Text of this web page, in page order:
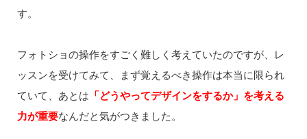
す。
フォトショの操作をすごく難しく考えていたのですが、レ
ッスンを受けてみて、まず覚えるべき操作は本当に限られ
ていて、あとは 「どうやってデザインをするか」を考える
力が重要なんだと気がつきました。